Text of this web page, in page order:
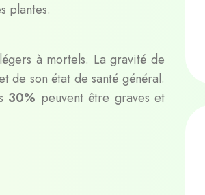
plantes.
à mortels. La gravité de
de son état de santé général.
30% peuvent être graves et